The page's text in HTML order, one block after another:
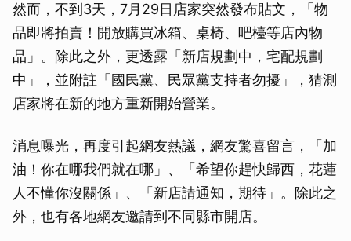
然而，不到3天，7月29日店家突然發布貼文，「物
品即將拍賣！開放購買冰箱、桌椅、吧檯等店內物
品」。除此之外，更透露「新店規劃中，宅配規劃
中」，並附註「國民黨、民眾黨支持者勿擾」，猜測
店家將在新的地方重新開始營業。
消息曝光，再度引起網友熱議，網友驚喜留言，「加
油！你在哪我們就在哪」、「希望你趕快歸西，花蓮
人不懂你沒關係」、「新店請通知，期待」。除此之
外，也有各地網友邀請到不同縣市開店。